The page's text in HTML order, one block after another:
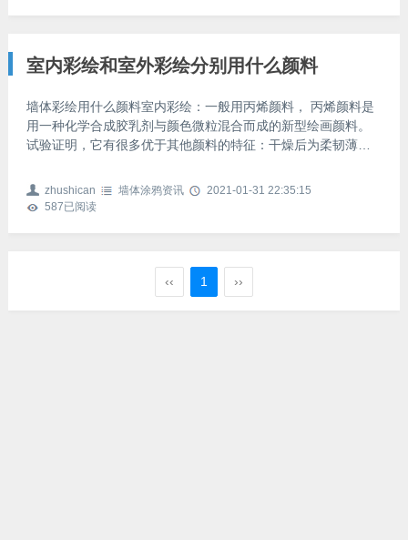
征：干燥后
室内彩绘和室外彩绘分别用什么颜料
墙体彩绘用什么颜料室内彩绘：一般用丙烯颜料， 丙烯颜料是
用一种化学合成胶乳剂与颜色微粒混合而成的新型绘画颜料。
试验证明，它有很多优于其他颜料的特征：干燥后为柔韧薄
脱落，画不反光，画好后易于冲洗。它可以一层层反复堆砌，
画出厚重的感觉;也可加入粉料及适量的水,用类似水粉的画法覆
zhushican 墙体涂鸦资讯
2021-01-31 22:35:15
587已阅读
‹‹ 1 ››